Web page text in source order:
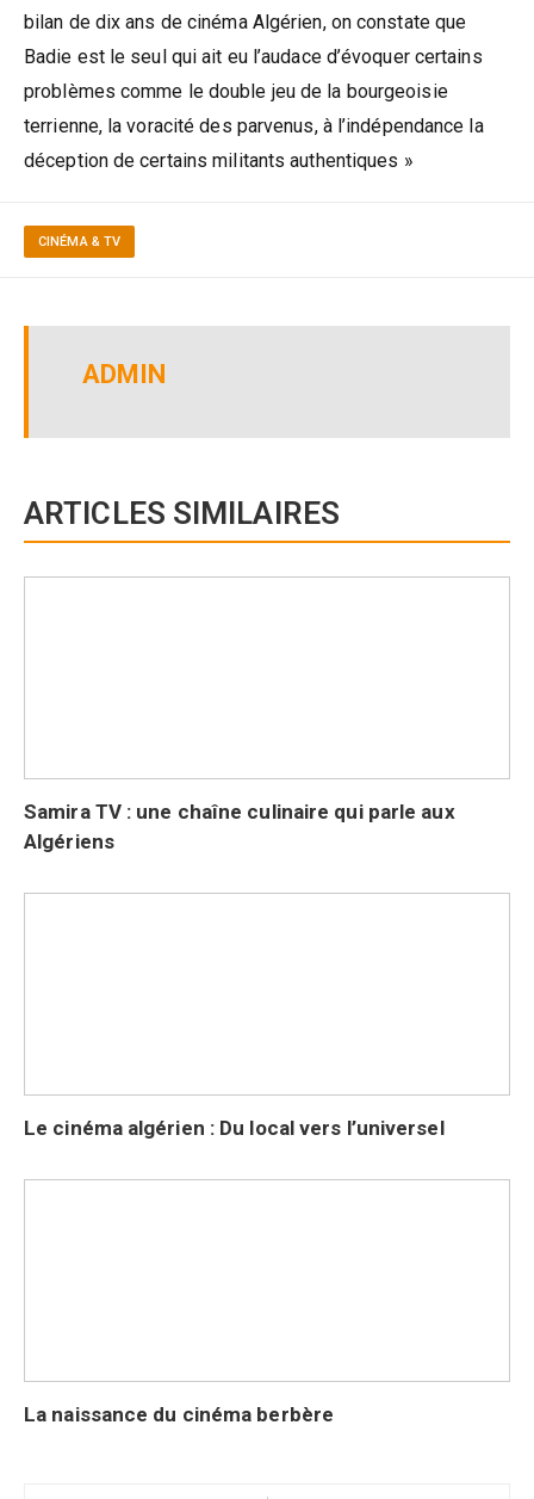
bilan de dix ans de cinéma Algérien, on constate que
Badie est le seul qui ait eu l’audace d’évoquer certains
problèmes comme le double jeu de la bourgeoisie
terrienne, la voracité des parvenus, à l’indépendance la
déception de certains militants authentiques »
CINÉMA & TV
ADMIN
ARTICLES SIMILAIRES
Samira TV : une chaîne culinaire qui parle aux
Algériens
Le cinéma algérien : Du local vers l’universel
La naissance du cinéma berbère